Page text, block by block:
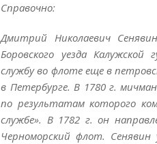
Справочно:
Дмитрий Николаевич
Боровского уезда
службу во флоте еще в
в Петербурге. В 1780 г.
по результатам которого
службе». В 1782 г. он
Черноморский флот. Сенявин